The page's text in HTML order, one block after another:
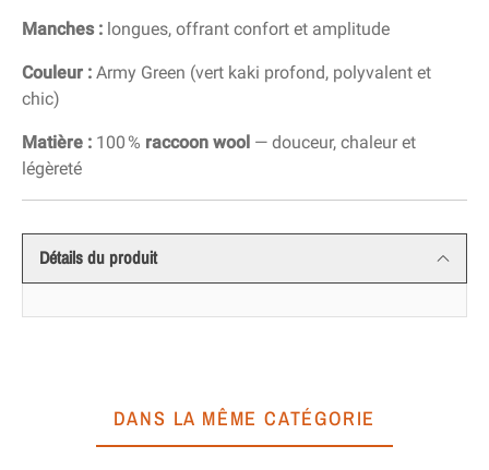
Manches : longues, offrant confort et amplitude
Couleur : Army Green (vert kaki profond, polyvalent et
chic)
Matière : 100 % raccoon wool — douceur, chaleur et
légèreté
Détails du produit
DANS LA MÊME CATÉGORIE